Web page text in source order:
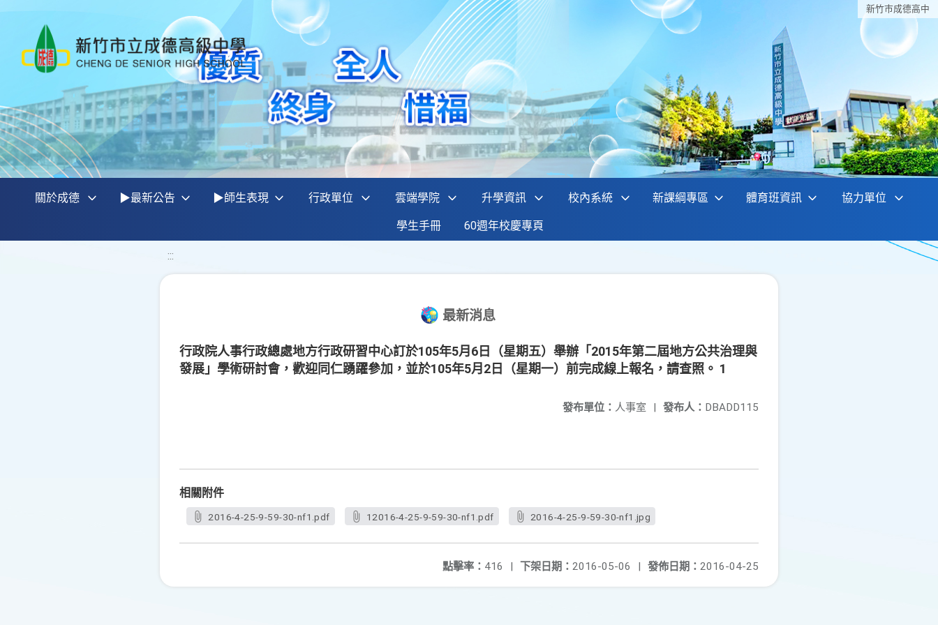
新竹巿成德高中
關於成德 ▶最新公告 ▶師生表現 行政單位 雲端學院 升學資訊 校內系統 新課綱專區 體育班資訊 協力單位
學生手冊 60週年校慶專頁
:::
最新消息
行政院人事行政總處地方行政研習中心訂於105年5月6日（星期五）舉辦「2015年第二屆地方公共治理與
發展」學術研討會，歡迎同仁踴躍參加，並於105年5月2日（星期一）前完成線上報名，請查照。 1
發布人： DBADD115
發布單位： 人事室 |
相關附件
2016-4-25-9-59-30-nf1.pdf 12016-4-25-9-59-30-nf1.pdf 2016-4-25-9-59-30-nf1.jpg
發佈日期： 2016-04-25
下架日期： 2016-05-06 |
點擊率： 416 |